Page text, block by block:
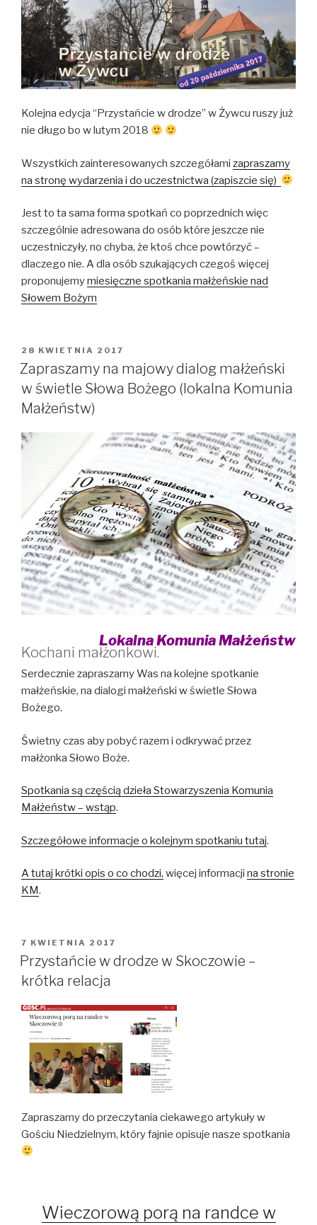
Kolejna edycja “Przystańcie w drodze” w Żywcu ruszy już
nie długo bo w lutym 2018
Wszystkich zainteresowanych szczegółami zapraszamy
na stronę wydarzenia i do uczestnictwa (zapiszcie się)
Jest to ta sama forma spotkań co poprzednich więc
szczególnie adresowana do osób które jeszcze nie
uczestniczyły, no chyba, że ktoś chce powtórzyć –
dlaczego nie. A dla osób szukających czegoś więcej
proponujemymiesięczne spotkania małżeńskie nad
Słowem Bożym
OPUBLIKOWANE
W
28 KWIETNIA 2017
Zapraszamy na majowy dialog małżeński
w świetle Słowa Bożego (lokalna Komunia
Małżeństw)
Lokalna Komunia Małżeństw
Kochani małżonkowi.
Serdecznie zapraszamy Was na kolejne spotkanie
małżeńskie, na dialogi małżeński w świetle Słowa
Bożego.
Świetny czas aby pobyć razem i odkrywać przez
małżonka Słowo Boże.
Spotkania są częścią dzieła Stowarzyszenia Komunia
Małżeństw – wstąp.
Szczegółowe informacje o kolejnym spotkaniu tutaj.
A tutaj krótki opis o co chodzi, więcej informacji na stronie
KM.
OPUBLIKOWANE
W
7 KWIETNIA 2017
Przystańcie w drodze w Skoczowie –
krótka relacja
Zapraszamy do przeczytania ciekawego artykuły w
Gościu Niedzielnym, który fajnie opisuje nasze spotkania
Wieczorową porą na randce w